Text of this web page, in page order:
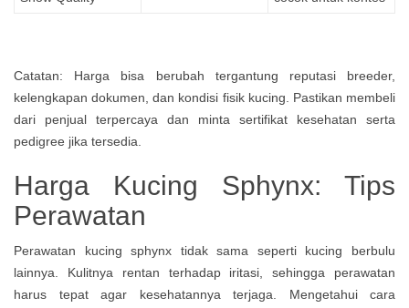
Catatan: Harga bisa berubah tergantung reputasi breeder,
kelengkapan dokumen, dan kondisi fisik kucing. Pastikan membeli
dari penjual terpercaya dan minta sertifikat kesehatan serta
pedigree jika tersedia.
Harga Kucing Sphynx: Tips
Perawatan
Perawatan kucing sphynx tidak sama seperti kucing berbulu
lainnya. Kulitnya rentan terhadap iritasi, sehingga perawatan
harus tepat agar kesehatannya terjaga. Mengetahui cara